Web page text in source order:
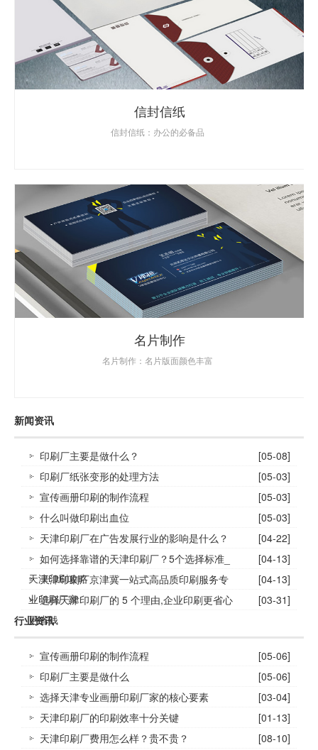
信封信纸
信封信纸：办公的必备品
名片制作
名片制作：名片版面颜色丰富
新闻资讯
印刷厂主要是做什么？
[05-08]
印刷厂纸张变形的处理方法
[05-03]
宣传画册印刷的制作流程
[05-03]
什么叫做印刷出血位
[05-03]
天津印刷厂在广告发展行业的影响是什么？
[04-22]
如何选择靠谱的天津印刷厂？5个选择标准_
天津印刷攻略
[04-13]
天津印刷厂京津冀一站式高品质印刷服务专
业印刷厂家
[04-13]
选择天津印刷厂的 5 个理由,企业印刷更省心
更省钱
[03-31]
行业资讯
宣传画册印刷的制作流程
[05-06]
印刷厂主要是做什么
[05-06]
选择天津专业画册印刷厂家的核心要素
[03-04]
天津印刷厂的印刷效率十分关键
[01-13]
天津印刷厂费用怎么样？贵不贵？
[08-10]